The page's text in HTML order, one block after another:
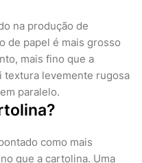
na produção de
de papel é mais grosso
mais fino que a
textura levemente rugosa
paralelo.
como mais
que a cartolina. Uma